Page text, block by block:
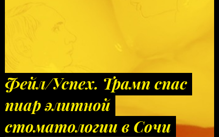
Фейл/Успех. Трамп спас
пиар элитной
стоматологии в Сочи